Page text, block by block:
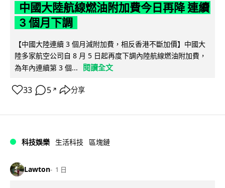
中國大陸航線燃油附加費今日再降 連續
3 個月下調
【中國大陸連續 3 個月減附加費，相反香港不斷加價】中國大
陸多家航空公司自 8 月 5 日起再度下調內陸航線燃油附加費，
為年內連續第 3 個...
閱讀全文
33 5 ↗ 分享
科技娛樂 生活科技 區塊鏈
Lawton 1 日